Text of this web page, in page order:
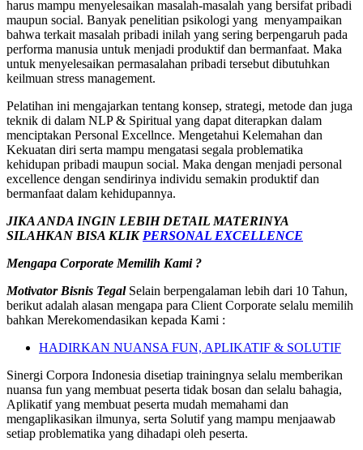
harus mampu menyelesaikan masalah-masalah yang bersifat pribadi
maupun social. Banyak penelitian psikologi yang menyampaikan
bahwa terkait masalah pribadi inilah yang sering berpengaruh pada
performa manusia untuk menjadi produktif dan bermanfaat. Maka
untuk menyelesaikan permasalahan pribadi tersebut dibutuhkan
keilmuan stress management.
Pelatihan ini mengajarkan tentang konsep, strategi, metode dan juga
teknik di dalam NLP & Spiritual yang dapat diterapkan dalam
menciptakan Personal Excellnce. Mengetahui Kelemahan dan
Kekuatan diri serta mampu mengatasi segala problematika
kehidupan pribadi maupun social. Maka dengan menjadi personal
excellence dengan sendirinya individu semakin produktif dan
bermanfaat dalam kehidupannya.
JIKA ANDA INGIN LEBIH DETAIL MATERINYA
SILAHKAN BISA KLIK PERSONAL EXCELLENCE
Mengapa Corporate Memilih Kami ?
Motivator Bisnis Tegal Selain berpengalaman lebih dari 10 Tahun,
berikut adalah alasan mengapa para Client Corporate selalu memilih
bahkan Merekomendasikan kepada Kami :
HADIRKAN NUANSA FUN, APLIKATIF & SOLUTIF
Sinergi Corpora Indonesia disetiap trainingnya selalu memberikan
nuansa fun yang membuat peserta tidak bosan dan selalu bahagia,
Aplikatif yang membuat peserta mudah memahami dan
mengaplikasikan ilmunya, serta Solutif yang mampu menjaawab
setiap problematika yang dihadapi oleh peserta.